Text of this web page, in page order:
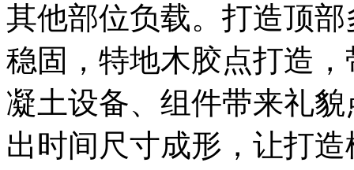
其他部位负载。打造顶
稳固，特地木胶点打造
凝土设备、组件带来礼
出时间尺寸成形，让打